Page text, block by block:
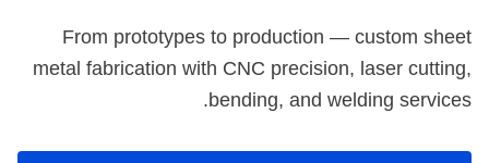
From prototypes to production — custom sheet
metal fabrication with CNC precision, laser cutting,
bending, and welding services.